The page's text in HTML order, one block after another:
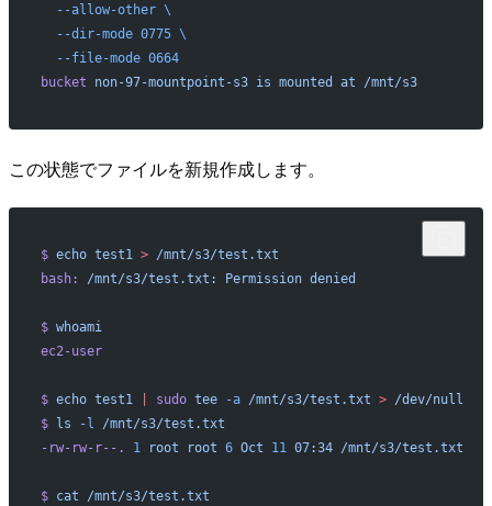
  --allow-other
\
  --dir-mode
0775 \
  --file-mode
0664
bucket non-97-mountpoint-s3 is mounted at /mnt/s3
この状態でファイルを新規作成します。
$ echo test1 > /mnt/s3/test.txt
bash:
/mnt/s3/test.txt: Permission denied
$ whoami
ec2-user
$ echo test1 | sudo tee -a /mnt/s3/test.txt > /dev/null
$ ls -l /mnt/s3/test.txt
-rw-rw-r--.
1 root root 6 Oct 11 07:34 /mnt/s3/test.txt
$ cat /mnt/s3/test.txt